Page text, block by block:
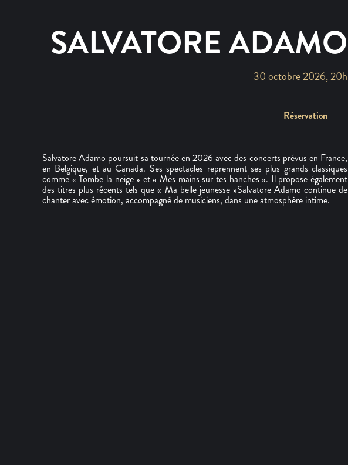
SALVATORE ADAMO
30 octobre 2026, 20h
Réservation
Salvatore Adamo poursuit sa tournée en 2026 avec des concerts prévus en France,
en Belgique, et au Canada. Ses spectacles reprennent ses plus grands classiques
comme « Tombe la neige » et « Mes mains sur tes hanches ». Il propose également
des titres plus récents tels que « Ma belle jeunesse »Salvatore Adamo continue de
chanter avec émotion, accompagné de musiciens, dans une atmosphère intime.